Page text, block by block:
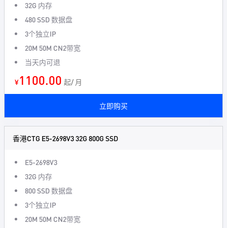
32G 内存
480 SSD 数据盘
3个独立IP
20M 50M CN2带宽
当天内可退
¥1100.00 起/ 月
立即购买
香港CTG E5-2698V3 32G 800G SSD
E5-2698V3
32G 内存
800 SSD 数据盘
3个独立IP
20M 50M CN2带宽